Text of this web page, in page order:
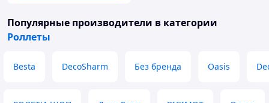
Популярные производители в категории
Роллеты
Besta DecoSharm Без бренда Oasis